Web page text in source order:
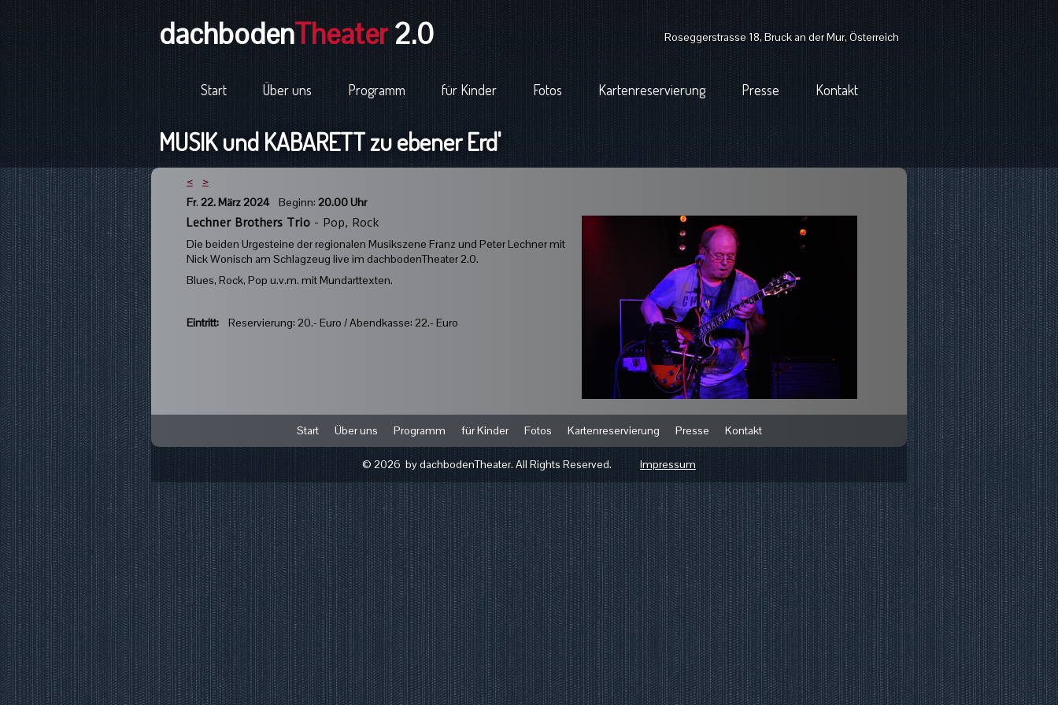
dachbodenTheater2.0 Roseggerstrasse 18, Bruck an der Mur, Österreich
Start Über uns Programm für Kinder Fotos Kartenreservierung Presse Kontakt
MUSIK und KABARETT zu ebener Erd'
<
>
Fr. 22. März 2024 Beginn: 20.00 Uhr
Lechner Brothers Trio - Pop, Rock
Die beiden Urgesteine der regionalen Musikszene Franz und Peter Lechner mit
Nick Wonisch am Schlagzeug live im dachbodenTheater 2.0.
Blues, Rock, Pop u.v.m. mit Mundarttexten.
Eintritt: Reservierung: 20.- Euro / Abendkasse: 22.- Euro
Start Über uns Programm für Kinder Fotos Kartenreservierung Presse Kontakt
© 2026 by dachbodenTheater. All Rights Reserved. Impressum